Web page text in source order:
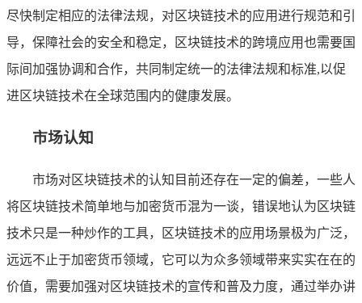
尽快制定相应的法律法规，对区块链技术的应用进行规范和引
导，保障社会的安全和稳定，区块链技术的跨境应用也需要国
际间加强协调和合作，共同制定统一的法律法规和标准,以促
进区块链技术在全球范围内的健康发展。
市场认知
市场对区块链技术的认知目前还存在一定的偏差，一些人
将区块链技术简单地与加密货币混为一谈，错误地认为区块链
技术只是一种炒作的工具，区块链技术的应用场景极为广泛，
远远不止于加密货币领域，它可以为众多领域带来实实在在的
价值，需要加强对区块链技术的宣传和普及力度，通过举办讲